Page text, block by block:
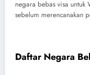
negara bebas visa
sebelum merencanakan
Daftar Negara